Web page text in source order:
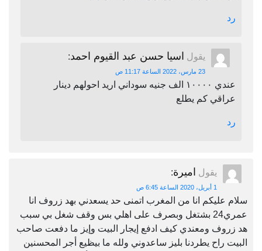
رد
يقول اسيا حسن عبد القيوم احمد:
23 مارس، 2022 الساعة 11:17 ص
عندي ١٠٠٠٠ الف جنيه سوداني اريد احولهم دينار
عراقي كم يطلع
رد
يقول اميرة:
1 أبريل، 2020 الساعة 6:45 ص
سلام عليكم انا من المغرب اتمنى حد يسعدني بهد زروف انا
عمري24 بشتغل وبصرف على اهلي بس وقف شغل بي سبب
هد زروف ومعندي كيف ادفع إيجار البيت وإيز ما دفعت صاحب
البيت راح يطردنا بليز ساعدوني ولله ما بيظيع أجر المحسنين